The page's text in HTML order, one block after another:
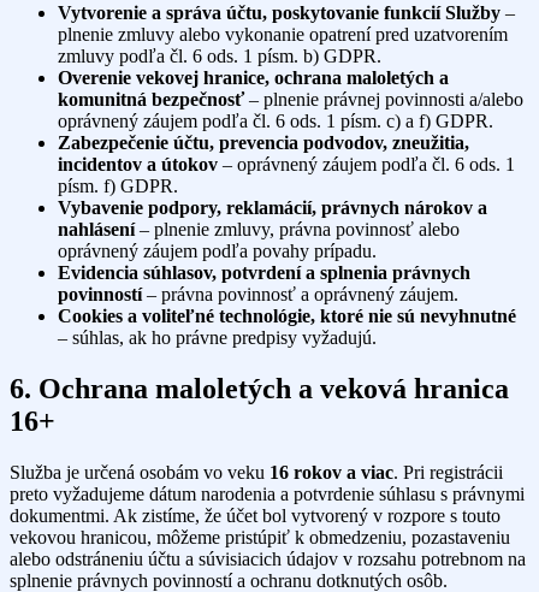
Vytvorenie a správa účtu, poskytovanie funkcií Služby –
plnenie zmluvy alebo vykonanie opatrení pred uzatvorením
zmluvy podľa čl. 6 ods. 1 písm. b) GDPR.
Overenie vekovej hranice, ochrana maloletých a
komunitná bezpečnosť– plnenie právnej povinnosti a/alebo
oprávnený záujem podľa čl. 6 ods. 1 písm. c) a f) GDPR.
Zabezpečenie účtu, prevencia podvodov, zneužitia,
incidentov a útokov – oprávnený záujem podľa čl. 6 ods. 1
písm. f) GDPR.
Vybavenie podpory, reklamácií, právnych nárokov a
nahlásení– plnenie zmluvy, právna povinnosť alebo
oprávnený záujem podľa povahy prípadu.
Evidencia súhlasov, potvrdení a splnenia právnych
povinností– právna povinnosť a oprávnený záujem.
Cookies a voliteľné technológie, ktoré nie sú nevyhnutné
– súhlas, ak ho právne predpisy vyžadujú.
6. Ochrana maloletých a veková hranica
16+
Služba je určená osobám vo veku 16 rokov a viac. Pri registrácii
preto vyžadujeme dátum narodenia a potvrdenie súhlasu s právnymi
dokumentmi. Ak zistíme, že účet bol vytvorený v rozpore s touto
vekovou hranicou, môžeme pristúpiť k obmedzeniu, pozastaveniu
alebo odstráneniu účtu a súvisiacich údajov v rozsahu potrebnom na
splnenie právnych povinností a ochranu dotknutých osôb.